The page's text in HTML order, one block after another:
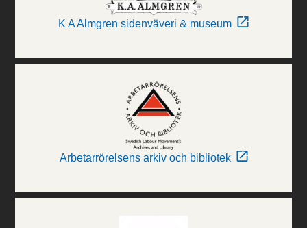
K A Almgren sidenväveri & museum
Arbetarrörelsens arkiv och bibliotek